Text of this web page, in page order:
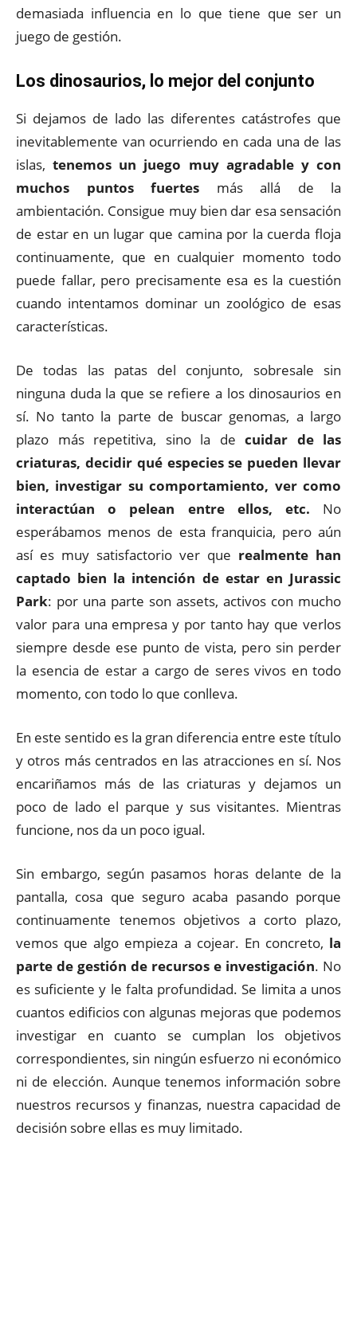
demasiada influencia en lo que tiene que ser un
juego de gestión.
Los dinosaurios, lo mejor del conjunto
Si dejamos de lado las diferentes catástrofes que
inevitablemente van ocurriendo en cada una de las
islas, tenemos un juego muy agradable y con
muchos puntos fuertes más allá de la
ambientación. Consigue muy bien dar esa sensación
de estar en un lugar que camina por la cuerda floja
continuamente, que en cualquier momento todo
puede fallar, pero precisamente esa es la cuestión
cuando intentamos dominar un zoológico de esas
características.
De todas las patas del conjunto, sobresale sin
ninguna duda la que se refiere a los dinosaurios en
sí. No tanto la parte de buscar genomas, a largo
plazo más repetitiva, sino la de cuidar de las
criaturas, decidir qué especies se pueden llevar
bien, investigar su comportamiento, ver como
interactúan o pelean entre ellos, etc. No
esperábamos menos de esta franquicia, pero aún
así es muy satisfactorio ver que realmente han
captado bien la intención de estar en Jurassic
Park: por una parte son assets, activos con mucho
valor para una empresa y por tanto hay que verlos
siempre desde ese punto de vista, pero sin perder
la esencia de estar a cargo de seres vivos en todo
momento, con todo lo que conlleva.
En este sentido es la gran diferencia entre este título
y otros más centrados en las atracciones en sí. Nos
encariñamos más de las criaturas y dejamos un
poco de lado el parque y sus visitantes. Mientras
funcione, nos da un poco igual.
Sin embargo, según pasamos horas delante de la
pantalla, cosa que seguro acaba pasando porque
continuamente tenemos objetivos a corto plazo,
vemos que algo empieza a cojear. En concreto, la
parte de gestión de recursos e investigación. No
es suficiente y le falta profundidad. Se limita a unos
cuantos edificios con algunas mejoras que podemos
investigar en cuanto se cumplan los objetivos
correspondientes, sin ningún esfuerzo ni económico
ni de elección. Aunque tenemos información sobre
nuestros recursos y finanzas, nuestra capacidad de
decisión sobre ellas es muy limitado.